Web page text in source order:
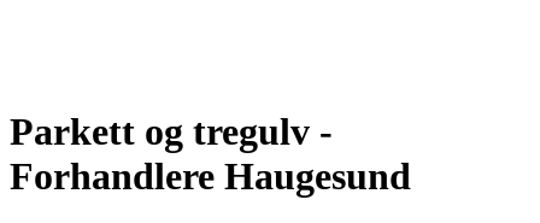
Parkett og tregulv -
Forhandlere Haugesund